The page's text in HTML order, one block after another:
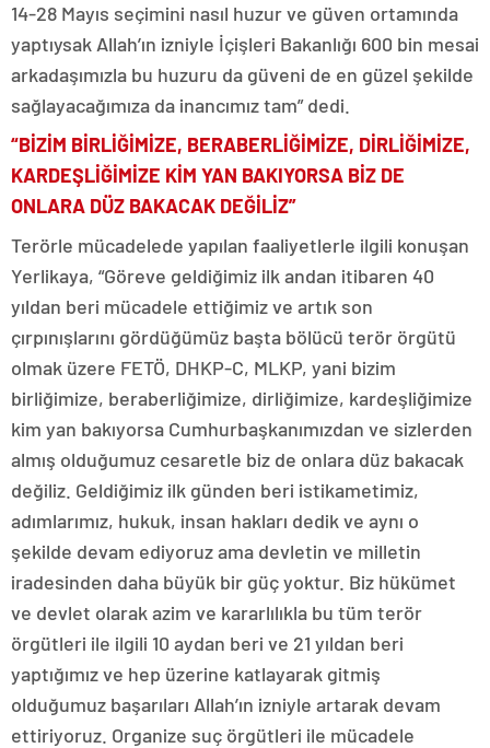
14-28 Mayıs seçimini nasıl huzur ve güven ortamında
yaptıysak Allah’ın izniyle İçişleri Bakanlığı 600 bin mesai
arkadaşımızla bu huzuru da güveni de en güzel şekilde
sağlayacağımıza da inancımız tam” dedi.
“BİZİM BİRLİĞİMİZE, BERABERLİĞİMİZE, DİRLİĞİMİZE,
KARDEŞLİĞİMİZE KİM YAN BAKIYORSA BİZ DE
ONLARA DÜZ BAKACAK DEĞİLİZ”
Terörle mücadelede yapılan faaliyetlerle ilgili konuşan
Yerlikaya, “Göreve geldiğimiz ilk andan itibaren 40
yıldan beri mücadele ettiğimiz ve artık son
çırpınışlarını gördüğümüz başta bölücü terör örgütü
olmak üzere FETÖ, DHKP-C, MLKP, yani bizim
birliğimize, beraberliğimize, dirliğimize, kardeşliğimize
kim yan bakıyorsa Cumhurbaşkanımızdan ve sizlerden
almış olduğumuz cesaretle biz de onlara düz bakacak
değiliz. Geldiğimiz ilk günden beri istikametimiz,
adımlarımız, hukuk, insan hakları dedik ve aynı o
şekilde devam ediyoruz ama devletin ve milletin
iradesinden daha büyük bir güç yoktur. Biz hükümet
ve devlet olarak azim ve kararlılıkla bu tüm terör
örgütleri ile ilgili 10 aydan beri ve 21 yıldan beri
yaptığımız ve hep üzerine katlayarak gitmiş
olduğumuz başarıları Allah’ın izniyle artarak devam
ettiriyoruz. Organize suç örgütleri ile mücadele